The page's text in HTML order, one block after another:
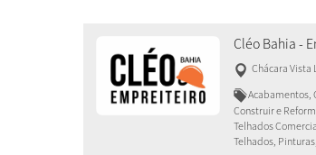
Cléo Bahia -
Chácara Vista
Acabamentos,
Construir e
Telhados
Telhados,